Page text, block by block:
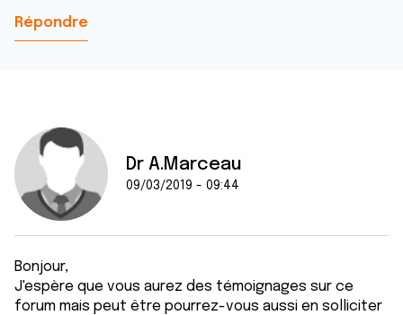
Répondre
Dr A.Marceau
09/03/2019 - 09:44
Bonjour,
J'espère que vous aurez des témoignages sur ce
forum mais peut être pourrez-vous aussi en solliciter